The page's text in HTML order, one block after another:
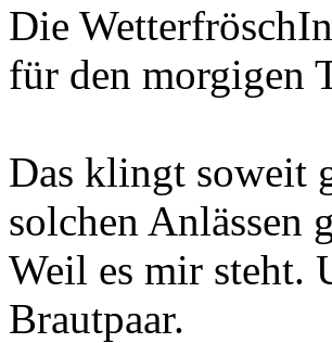
Die
für den morgigen
Das klingt soweit
solchen Anlässen
Weil es mir steht.
Brautpaar.